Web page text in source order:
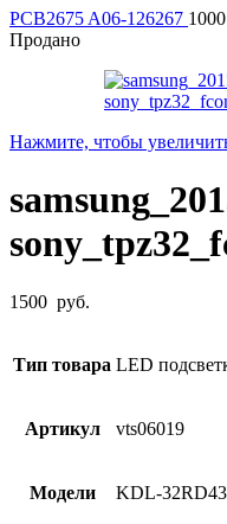
PCB2675 A06-126267 1000
Продано
Нажмите, чтобы
1500 руб.
Тип товара LED
Артикул vts06019
Модели KDL-